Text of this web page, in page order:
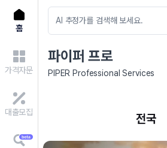
홈
가격자문
대출모집
파이퍼 프로
PIPER Professional Services